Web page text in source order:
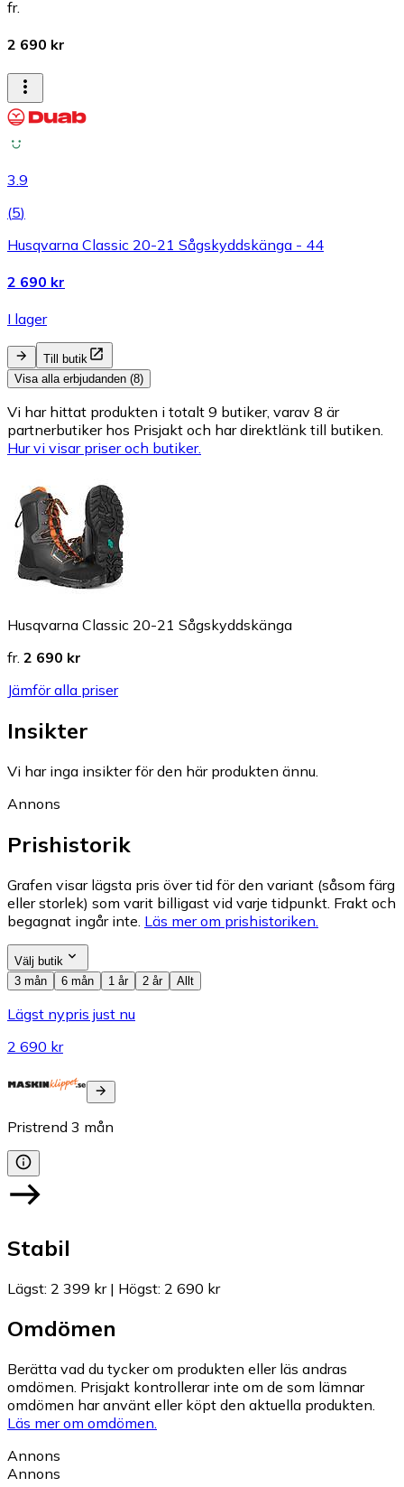
fr.
2 690 kr
3.9
(5)
Husqvarna Classic 20-21 Sågskyddskänga - 44
2 690 kr
I lager
Till butik
Visa alla erbjudanden (8)
Vi har hittat produkten i totalt 9 butiker, varav 8 är
partnerbutiker hos Prisjakt och har direktlänk till butiken.
Hur vi visar priser och butiker.
Husqvarna Classic 20-21 Sågskyddskänga
fr. 2 690 kr
Jämför alla priser
Insikter
Vi har inga insikter för den här produkten ännu.
Annons
Prishistorik
Grafen visar lägsta pris över tid för den variant (såsom färg
eller storlek) som varit billigast vid varje tidpunkt. Frakt och
begagnat ingår inte. Läs mer om prishistoriken.
Välj butik
3 mån
6 mån 1 år 2 år Allt
Lägst nypris just nu
2 690 kr
Pristrend 3 mån
Stabil
Lägst: 2 399 kr| Högst: 2 690 kr
Omdömen
Berätta vad du tycker om produkten eller läs andras
omdömen. Prisjakt kontrollerar inte om de som lämnar
omdömen har använt eller köpt den aktuella produkten.
Läs mer om omdömen.
Annons
Annons